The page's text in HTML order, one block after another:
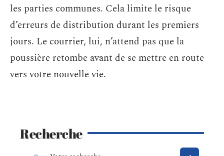
les parties communes. Cela limite le risque
d’erreurs de distribution durant les premiers
jours. Le courrier, lui, n’attend pas que la
poussière retombe avant de se mettre en route
vers votre nouvelle vie.
Recherche